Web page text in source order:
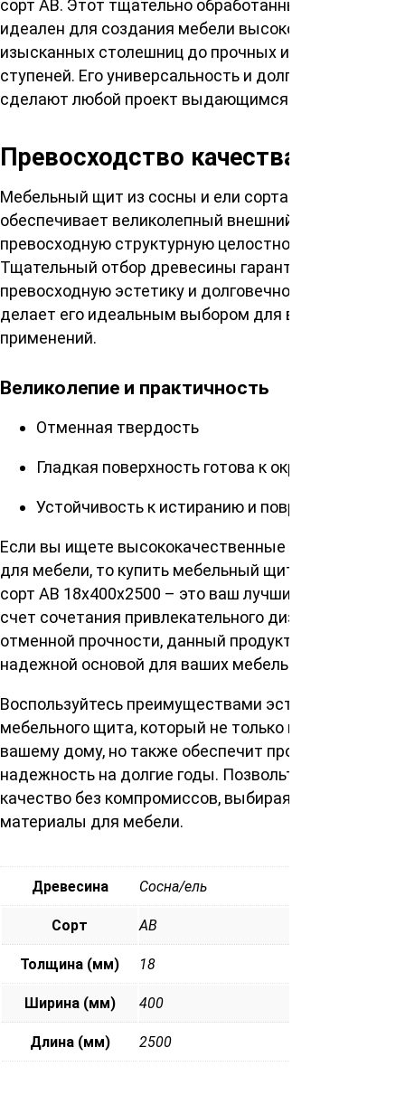
сорт АВ. Этот тщательно обработанный материал
идеален для создания мебели высокого класса, от
изысканных столешниц до прочных и красивых
ступеней. Его универсальность и долговечность
сделают любой проект выдающимся.
Превосходство качества
Мебельный щит из сосны и ели сорта АВ
обеспечивает великолепный внешний вид и
превосходную структурную целостность.
Тщательный отбор древесины гарантирует
превосходную эстетику и долговечность, что
делает его идеальным выбором для всевозможных
применений.
Великолепие и практичность
Отменная твердость
Гладкая поверхность готова к окрашиванию
Устойчивость к истиранию и повреждениям
Если вы ищете высококачественные материалы
для мебели, то купить мебельный щит сосна/ель
сорт АВ 18х400х2500 – это ваш лучший выбор. За
счет сочетания привлекательного дизайна и
отменной прочности, данный продукт станет
надежной основой для ваших мебельных проектов.
Воспользуйтесь преимуществами эстетичного
мебельного щита, который не только придаст блеск
вашему дому, но также обеспечит прочность и
надежность на долгие годы. Позвольте себе
качество без компромиссов, выбирая наши
материалы для мебели.
Древесина Сосна/ель
Сорт АВ
Толщина (мм) 18
Ширина (мм) 400
Длина (мм) 2500